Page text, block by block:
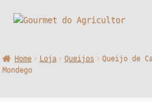
Ir
navegação
Saltar
conteúdo
Sobre Nós
Home Loja Queijos
Queijo de
Mondego